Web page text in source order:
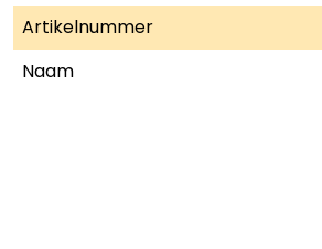
Artikelnummer
Naam